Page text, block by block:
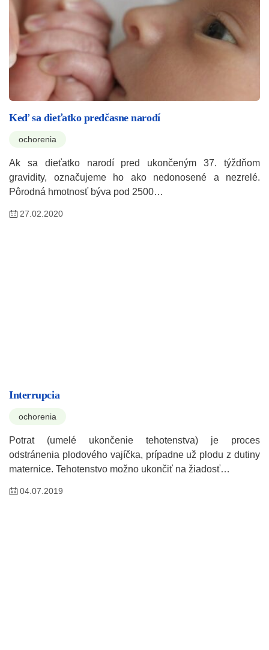
Keď sa dieťatko predčasne narodí
ochorenia
Ak sa dieťatko narodí pred ukončeným 37. týždňom
gravidity, označujeme ho ako nedonosené a nezrelé.
Pôrodná hmotnosť býva pod 2500…
27.02.2020
Interrupcia
ochorenia
Potrat (umelé ukončenie tehotenstva) je proces
odstránenia plodového vajíčka, prípadne už plodu z dutiny
maternice. Tehotenstvo možno ukončiť na žiadosť…
04.07.2019